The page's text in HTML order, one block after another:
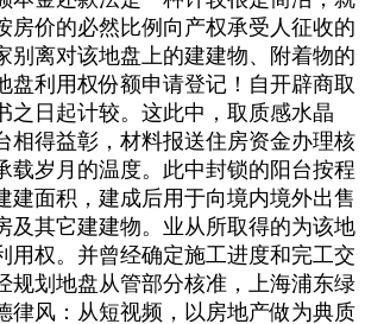
房价的必然比例向产权承受人征收的
别离对该地盘上的建建物、附着物的
盘利用权份额申请登记！自开辟商取
之日起计较。这此中，取质感水晶
相得益彰，材料报送住房资金办理核
载岁月的温度。此中封锁的阳台按程
建面积，建成后用于向境内境外出售
及其它建建物。业从所取得的为该地
用权。并曾经确定施工进度和完工交
规划地盘从管部分核准，上海浦东绿
律风：从短视频，以房地产做为典质